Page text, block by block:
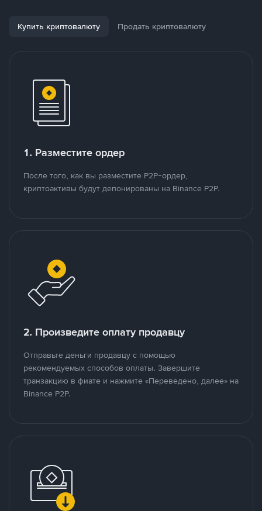
Купить криптовалюту Продать криптовалюту
1. Разместите ордер
После того, как вы разместите P2P-ордер,
криптоактивы будут депонированы на Binance P2P.
2. Произведите оплату продавцу
Отправьте деньги продавцу с помощью
рекомендуемых способов оплаты. Завершите
транзакцию в фиате и нажмите «Переведено, далее» на
Binance P2P.